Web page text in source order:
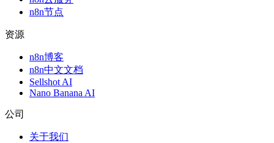
n8n节点
资源
n8n博客
n8n中文文档
Sellshot AI
Nano Banana AI
公司
关于我们